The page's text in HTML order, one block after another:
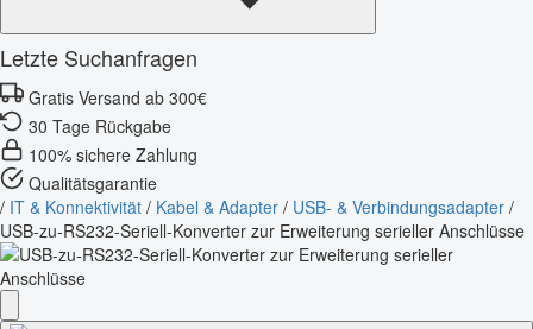
Letzte Suchanfragen
Gratis Versand ab 300€
30 Tage Rückgabe
100% sichere Zahlung
Qualitätsgarantie
/ IT & Konnektivität / Kabel & Adapter / USB- & Verbindungsadapter /
USB-zu-RS232-Seriell-Konverter zur Erweiterung serieller Anschlüsse